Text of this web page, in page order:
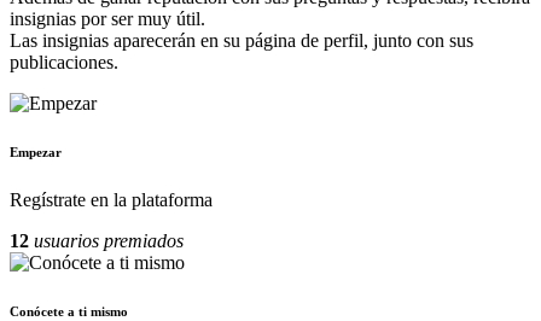
insignias por ser muy útil.
Las insignias aparecerán en su página de perfil, junto con sus
publicaciones.
Empezar
Regístrate en la plataforma
12 usuarios premiados
Conócete a ti mismo